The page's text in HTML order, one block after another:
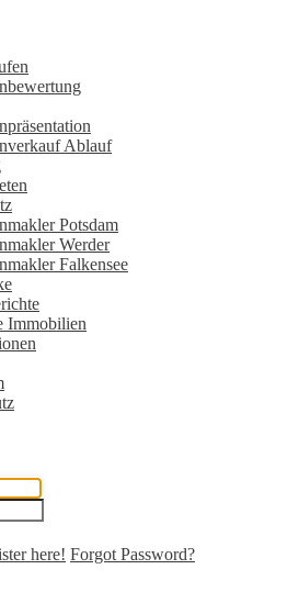
Ablauf
Potsdam
Werder
Falkensee
Immobilien
here! Forgot Password?